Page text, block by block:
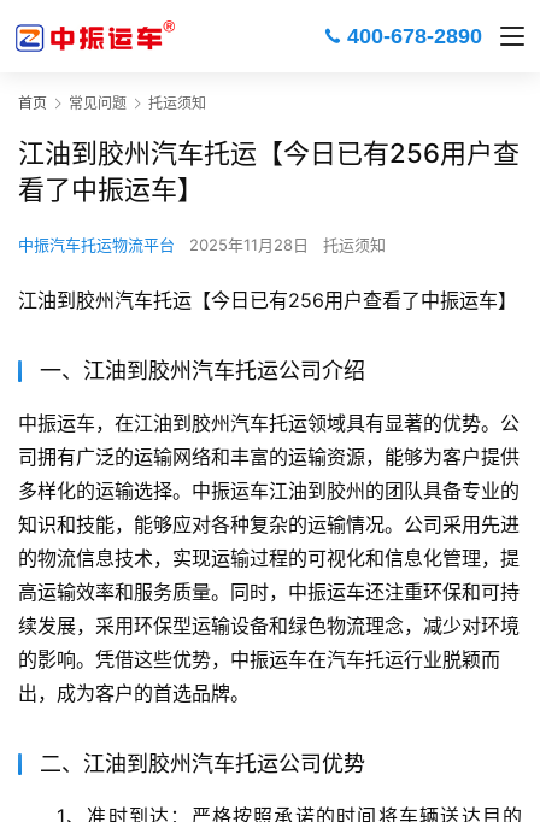
400-678-2890
首页 常见问题 托运须知
江油到胶州汽车托运【今日已有256用户查
看了中振运车】
中振汽车托运物流平台 2025年11月28日 托运须知
江油到胶州汽车托运【今日已有256用户查看了中振运车】
一、江油到胶州汽车托运公司介绍
中振运车，在江油到胶州汽车托运领域具有显著的优势。公
司拥有广泛的运输网络和丰富的运输资源，能够为客户提供
多样化的运输选择。中振运车江油到胶州的团队具备专业的
知识和技能，能够应对各种复杂的运输情况。公司采用先进
的物流信息技术，实现运输过程的可视化和信息化管理，提
高运输效率和服务质量。同时，中振运车还注重环保和可持
续发展，采用环保型运输设备和绿色物流理念，减少对环境
的影响。凭借这些优势，中振运车在汽车托运行业脱颖而
出，成为客户的首选品牌。
二、江油到胶州汽车托运公司优势
1、准时到达：严格按照承诺的时间将车辆送达目的